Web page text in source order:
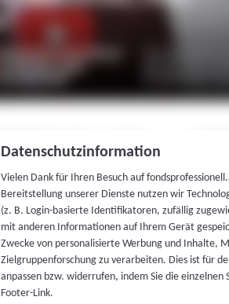
Datenschutzinformation
Vielen Dank für Ihren Besuch auf
Bereitstellung unserer Dienste nutzen wir
(z. B. Login-basierte Identifikatoren, zufällig
mit anderen Informationen auf Ihrem Gerät
Zwecke von personalisierte Werbung und Inhalte,
Zielgruppenforschung zu verarbeiten. Dies ist für
anpassen bzw. widerrufen, indem Sie die
Footer-Link.